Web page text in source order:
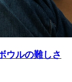
ウルの難しさ